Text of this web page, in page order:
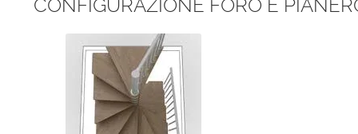
CONFIGURAZIONE FORO E